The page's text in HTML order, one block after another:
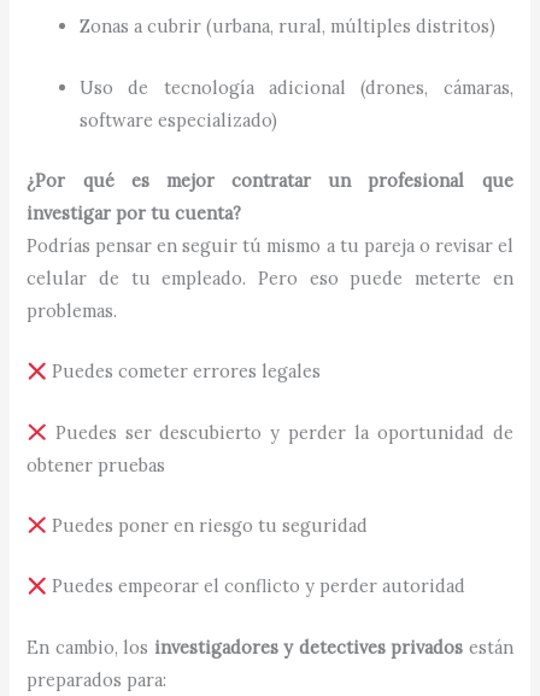
Zonas a cubrir (urbana, rural, múltiples distritos)
Uso de tecnología adicional (drones, cámaras,
software especializado)
¿Por qué es mejor contratar un profesional que
investigar por tu cuenta?
Podrías pensar en seguir tú mismo a tu pareja o revisar el
celular de tu empleado. Pero eso puede meterte en
problemas.
Puedes cometer errores legales
Puedes ser descubierto y perder la oportunidad de
obtener pruebas
Puedes poner en riesgo tu seguridad
Puedes empeorar el conflicto y perder autoridad
En cambio, los investigadores y detectives privados están
preparados para: